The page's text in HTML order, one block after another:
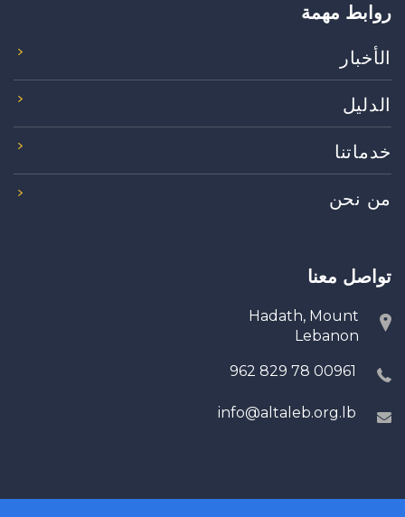
روابط مهمة
الأخبار
الدليل
خدماتنا
من نحن
تواصل معنا
Hadath, Mount
Lebanon
00961 78 829 962
info@altaleb.org.lb